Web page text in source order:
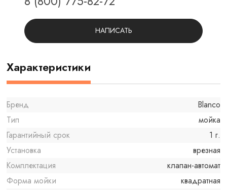
НАПИСАТЬ
Характеристики
Бренд
Blanco
Тип
мойка
Гарантийный срок
1 г.
Установка
врезная
Комплектация
клапан-автомат
Форма мойки
квадратная